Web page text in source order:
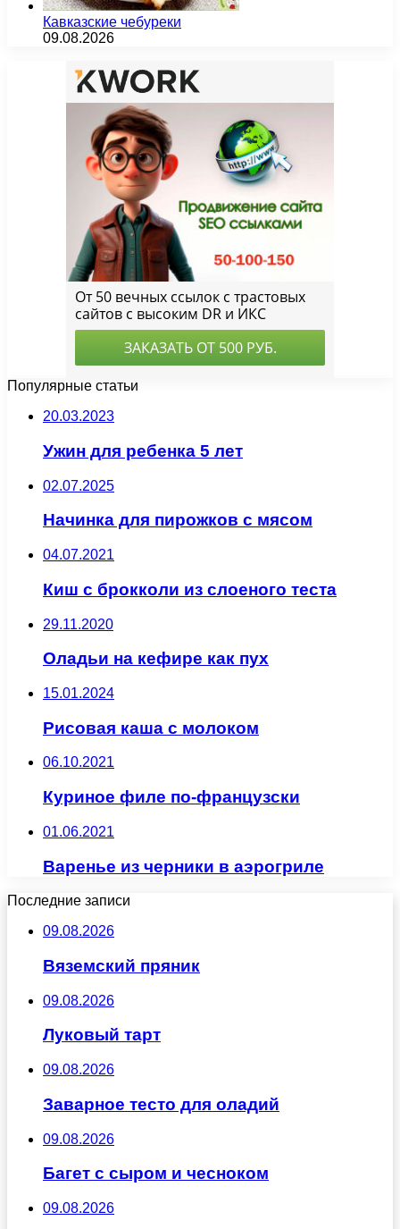
Кавказские чебуреки
09.08.2026
Популярные статьи
20.03.2023
Ужин для ребенка 5 лет
02.07.2025
Начинка для пирожков с мясом
04.07.2021
Киш с брокколи из слоеного теста
29.11.2020
Оладьи на кефире как пух
15.01.2024
Рисовая каша с молоком
06.10.2021
Куриное филе по-французски
01.06.2021
Варенье из черники в аэрогриле
Последние записи
09.08.2026
Вяземский пряник
09.08.2026
Луковый тарт
09.08.2026
Заварное тесто для оладий
09.08.2026
Багет с сыром и чесноком
09.08.2026